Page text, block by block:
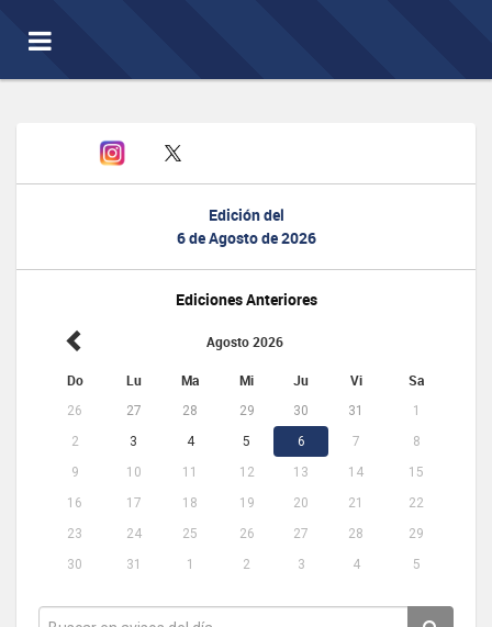
Toggle
navigation
Edición del
6 de Agosto de 2026
Ediciones Anteriores
Agosto 2026
Do Lu Ma Mi Ju Vi Sa
26 27 28 29 30 31
1
2
3 4 5 6 7
8
9
10 11 12 13 14
15
16
17 18 19 20 21
22
23
24 25 26 27 28
29
30
31 1 2 3 4 5